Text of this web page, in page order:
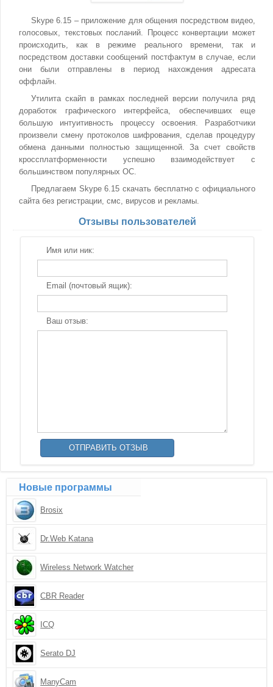
Skype 6.15 – приложение для общения посредством видео,
голосовых, текстовых посланий. Процесс конвертации может
происходить, как в режиме реального времени, так и
посредством доставки сообщений постфактум в случае, если
они были отправлены в период нахождения адресата
оффлайн.
Утилита скайп в рамках последней версии получила ряд
доработок графического интерфейса, обеспечивших еще
большую интуитивность процессу освоения. Разработчики
произвели смену протоколов шифрования, сделав процедуру
обмена данными полностью защищенной. За счет свойств
кроссплатформенности успешно взаимодействует с
большинством популярных ОС.
Предлагаем Skype 6.15 скачать бесплатно с официального
сайта без регистрации, смс, вирусов и рекламы.
Отзывы пользователей
Имя или ник:
Email (почтовый ящик):
Ваш отзыв:
Новые программы
Brosix
Dr.Web Katana
Wireless Network Watcher
CBR Reader
ICQ
Serato DJ
ManyCam